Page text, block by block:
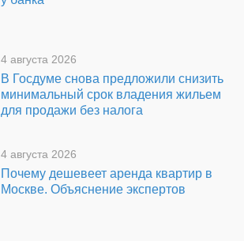
4 августа 2026
В Госдуме снова предложили снизить
минимальный срок владения жильем
для продажи без налога
4 августа 2026
Почему дешевеет аренда квартир в
Москве. Объяснение экспертов